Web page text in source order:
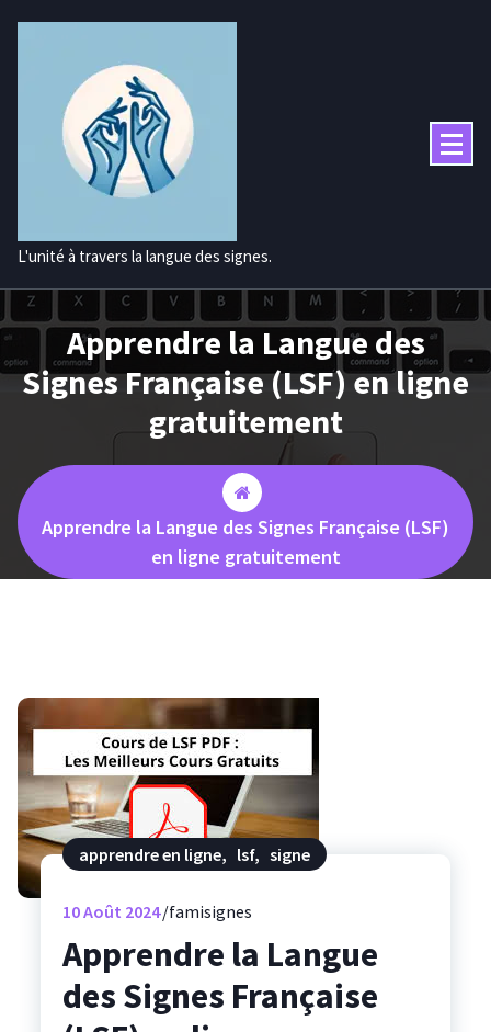
L'unité à travers la langue des signes.
Apprendre la Langue des
Signes Française (LSF) en ligne
gratuitement
Apprendre la Langue des Signes Française (LSF)
en ligne gratuitement
apprendre en ligne, lsf, signe
10Août 2024 famisignes
Apprendre la Langue
des Signes Française